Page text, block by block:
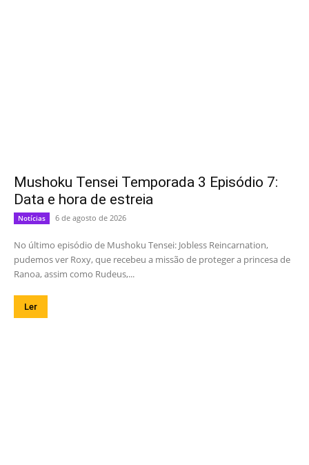
Mushoku Tensei Temporada 3 Episódio 7:
Data e hora de estreia
Notícias 6 de agosto de 2026
No último episódio de Mushoku Tensei: Jobless Reincarnation,
pudemos ver Roxy, que recebeu a missão de proteger a princesa de
Ranoa, assim como Rudeus,...
Ler